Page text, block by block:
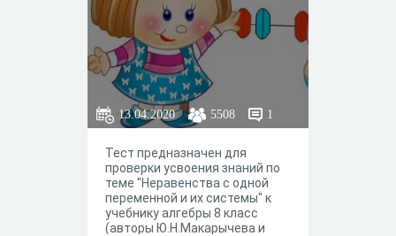
13.04.2020 5508 1
Тест предназначен для
проверки усвоения знаний по
теме "Неравенства с одной
переменной и их системы" к
учебнику алгебры 8 класс
(авторы Ю.Н.Макарычева и